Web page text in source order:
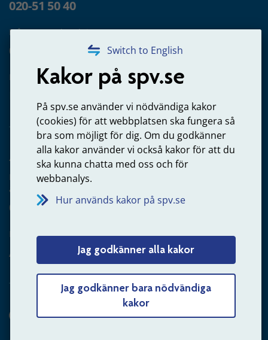
Switch to English
Kakor på spv.se
På spv.se använder vi nödvändiga kakor
(cookies) för att webbplatsen ska fungera så
bra som möjligt för dig. Om du godkänner
alla kakor använder vi också kakor för att du
ska kunna chatta med oss och för
webbanalys.
Hur används kakor på spv.se
Jag godkänner alla kakor
Jag godkänner bara nödvändiga
kakor
020-51 50 40
Frågor om utbetalning
020-65 00 65
Kontakta oss
Arbetsgivare
Frågor om administration av tjänstepension från statlig
anställning
060-18 75 03
Kontakta oss
Arbetsgivare – skicka mejl till oss
Hitta svaret på din fråga